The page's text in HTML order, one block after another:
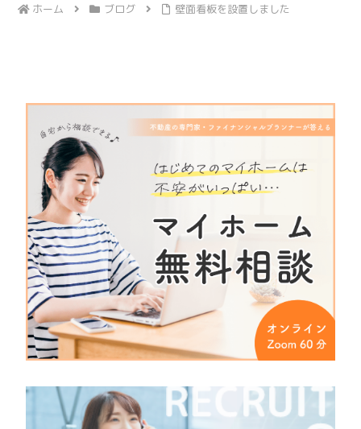
ホーム ブログ 壁面看板を設置しました